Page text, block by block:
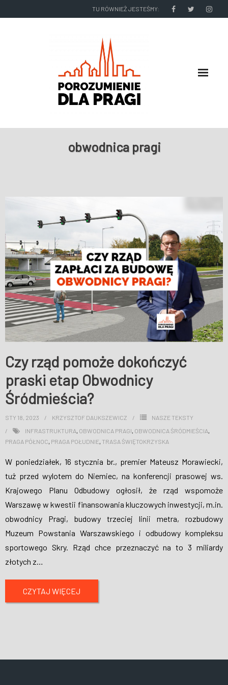
TU RÓWNIEŻ JESTEŚMY:
NASZE WYDAWNICTWA
WESPRZYJ NAS
obwodnica pragi
Czy rząd pomoże dokończyć
praski etap Obwodnicy
Śródmieścia?
STY 18, 2023 KRZYSZTOF DAUKSZEWICZ
NASZE TEKSTY
INFRASTRUKTURA, OBWODNICA PRAGI, OBWODNICA ŚRÓDMIEŚCIA,
PRAGA PÓŁNOC, PRAGA POŁUDNIE, TRASA ŚWIĘTOKRZYSKA
W poniedziałek, 16 stycznia br., premier Mateusz Morawiecki,
tuż przed wylotem do Niemiec, na konferencji prasowej ws.
Krajowego Planu Odbudowy ogłosił, że rząd wspomoże
Warszawę w kwestii finansowania kluczowych inwestycji, m.in.
obwodnicy Pragi, budowy trzeciej linii metra, rozbudowy
Muzeum Powstania Warszawskiego i odbudowy kompleksu
sportowego Skry. Rząd chce przeznaczyć na to 3 miliardy
złotych z…
CZYTAJ WIĘCEJ